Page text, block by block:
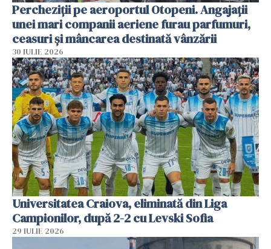
Percheziții pe aeroportul Otopeni. Angajații
unei mari companii aeriene furau parfumuri,
ceasuri și mâncarea destinată vânzării
30 IULIE 2026
Universitatea Craiova, eliminată din Liga
Campionilor, după 2-2 cu Levski Sofia
29 IULIE 2026